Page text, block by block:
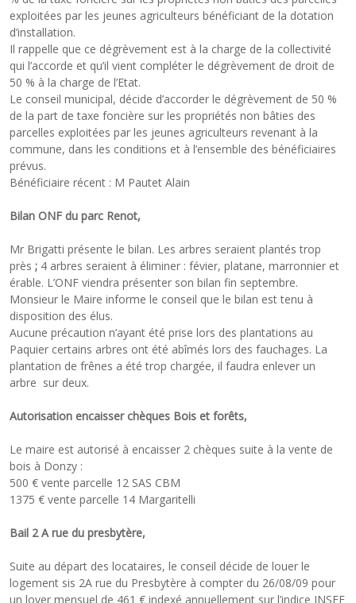
exploitées par les jeunes agriculteurs bénéficiant de la dotation
d’installation.
Il rappelle que ce dégrèvement est à la charge de la collectivité
qui l’accorde et qu’il vient compléter le dégrèvement de droit de
50 % à la charge de l’Etat.
Le conseil municipal, décide d’accorder le dégrèvement de 50 %
de la part de taxe foncière sur les propriétés non bâties des
parcelles exploitées par les jeunes agriculteurs revenant à la
commune, dans les conditions et à l’ensemble des bénéficiaires
prévus.
Bénéficiaire récent : M Pautet Alain
Bilan ONF du parc Renot,
Mr Brigatti présente le bilan. Les arbres seraient plantés trop
près; 4 arbres seraient à éliminer : févier, platane, marronnier et
érable. L’ONF viendra présenter son bilan fin septembre.
Monsieur le Maire informe le conseil que le bilan est tenu à
disposition des élus.
Aucune précaution n’ayant été prise lors des plantations au
Paquier certains arbres ont été abîmés lors des fauchages. La
plantation de frênes a été trop chargée, il faudra enlever un
arbre sur deux.
Autorisation encaisser chèques Bois et forêts,
Le maire est autorisé à encaisser 2 chèques suite à la vente de
bois à Donzy :
500 € vente parcelle 12 SAS CBM
1375 € vente parcelle 14 Margaritelli
Bail 2 A rue du presbytère,
Suite au départ des locataires, le conseil décide de louer le
logement sis 2A rue du Presbytère à compter du 26/08/09 pour
un loyer mensuel de 461 € indexé annuellement sur l’indice INSEE